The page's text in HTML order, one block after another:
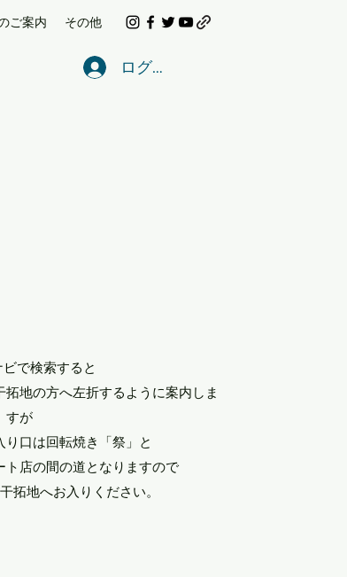
ご案内 その他
ログイン
で検索すると
地の方へ左折するように案内しま
すが
口は回転焼き「祭」と
ト店の間の道となりますので
拓地へお入りください。